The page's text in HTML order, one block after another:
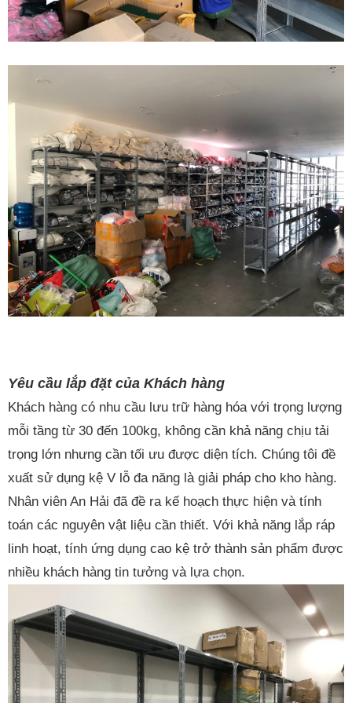
Yêu cầu lắp đặt của Khách hàng
Khách hàng có nhu cầu lưu trữ hàng hóa với trọng lượng
mỗi tầng từ 30 đến 100kg, không cần khả năng chịu tải
trọng lớn nhưng cần tối ưu được diện tích. Chúng tôi đề
xuất sử dụng kệ V lỗ đa năng là giải pháp cho kho hàng.
Nhân viên An Hải đã đề ra kế hoạch thực hiện và tính
toán các nguyên vật liệu cần thiết. Với khả năng lắp ráp
linh hoạt, tính ứng dụng cao kệ trở thành sản phẩm được
nhiều khách hàng tin tưởng và lựa chọn.